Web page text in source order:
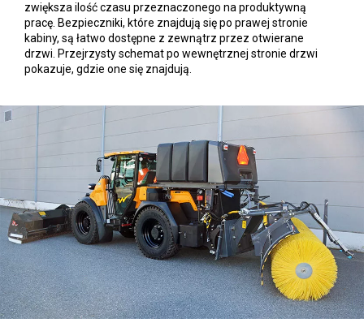
zwiększa ilość czasu przeznaczonego na produktywną
pracę. Bezpieczniki, które znajdują się po prawej stronie
kabiny, są łatwo dostępne z zewnątrz przez otwierane
drzwi. Przejrzysty schemat po wewnętrznej stronie drzwi
pokazuje, gdzie one się znajdują.